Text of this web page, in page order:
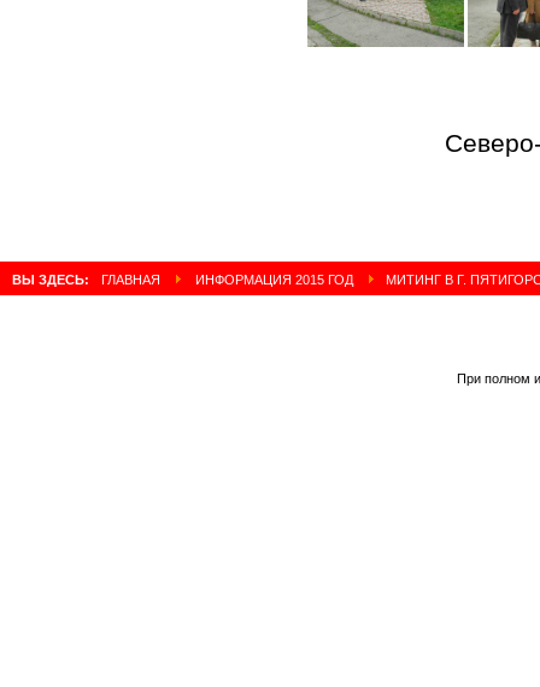
Северо-
ВЫ ЗДЕСЬ: ГЛАВНАЯ ИНФОРМАЦИЯ 2015 ГОД МИТИНГ В Г.
При полном